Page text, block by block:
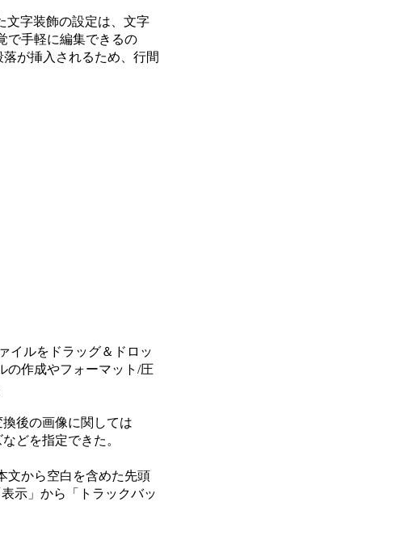
字装飾の設定は、文字
で手軽に編集できるの
が挿入されるため、行間
イルをドラッグ＆ドロッ
の作成やフォーマット/圧
後の画像に関しては
どを指定できた。
文から空白を含めた先頭
示」から「トラックバッ